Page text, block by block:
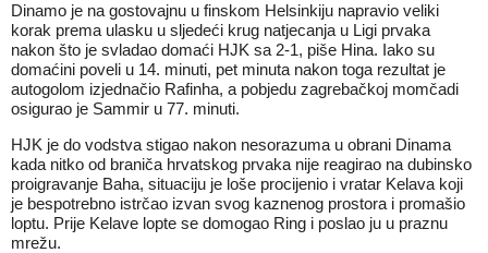
Dinamo je na gostovajnu u finskom Helsinkiju napravio veliki
korak prema ulasku u sljedeći krug natjecanja u Ligi prvaka
nakon što je svladao domaći HJK sa 2-1, piše Hina. Iako su
domaćini poveli u 14. minuti, pet minuta nakon toga rezultat je
autogolom izjednačio Rafinha, a pobjedu zagrebačkoj momčadi
osigurao je Sammir u 77. minuti.
HJK je do vodstva stigao nakon nesorazuma u obrani Dinama
kada nitko od braniča hrvatskog prvaka nije reagirao na dubinsko
proigravanje Baha, situaciju je loše procijenio i vratar Kelava koji
je bespotrebno istrčao izvan svog kaznenog prostora i promašio
loptu. Prije Kelave lopte se domogao Ring i poslao ju u praznu
mrežu.